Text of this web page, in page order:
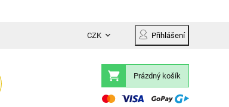
CZK Přihlášení
Nákupní
košík
Prázdný košík